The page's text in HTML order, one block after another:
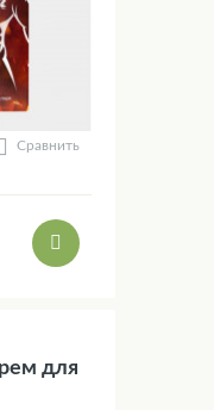
Сравнить
для